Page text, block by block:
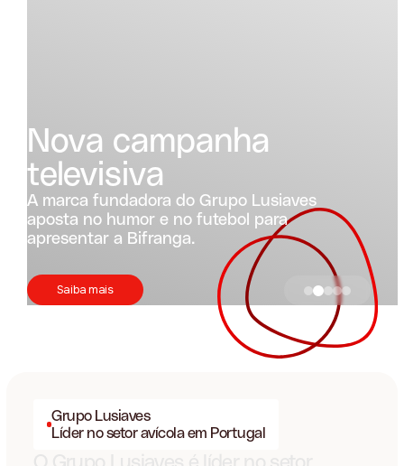
Protocolo Pioneiro
Grupo Lusiaves assina protocolo com a Liga
dos Bombeiros Portugueses
Saiba mais
Grupo Lusiaves
Líder no setor avícola em Portugal